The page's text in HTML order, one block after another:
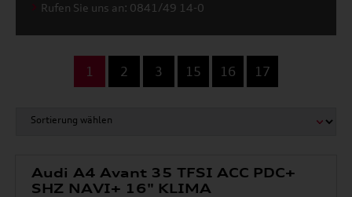
Rufen Sie uns an: 0841/49 14-0
1 2 3 15 16 17
Audi A4 Avant 35 TFSI ACC PDC+
SHZ NAVI+ 16" KLIMA